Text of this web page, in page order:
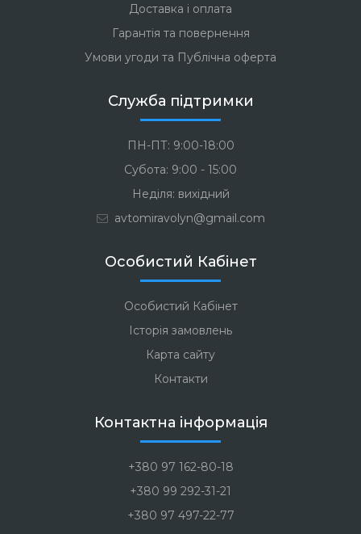
Доставка і оплата
Гарантія та повернення
Умови угоди та Публічна оферта
Служба підтримки
ПН-ПТ: 9:00-18:00
Субота: 9:00 - 15:00
Неділя: вихідний
avtomiravolyn@gmail.com
Особистий Кабінет
Особистий Кабінет
Історія замовлень
Карта сайту
Контакти
Контактна інформація
+380 97 162-80-18
+380 99 292-31-21
+380 97 497-22-77